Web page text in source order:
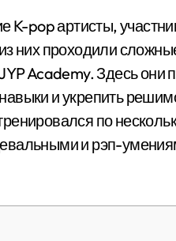
K-pop артисты,
них проходили
Academy. Здесь они
и укрепить
по
и рэп-